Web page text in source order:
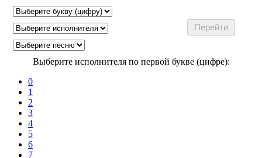
Выберите исполнителя по первой букве (цифре):
0
1
2
3
4
5
6
7